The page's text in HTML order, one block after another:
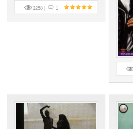
2258 | 1